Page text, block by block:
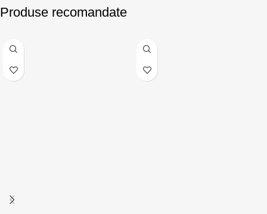
Produse recomandate